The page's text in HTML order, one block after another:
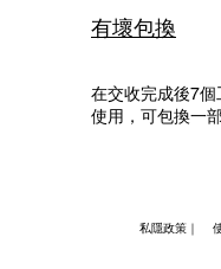
有壞包換
在交收完成後7
使用，可包換一
私隱政策｜